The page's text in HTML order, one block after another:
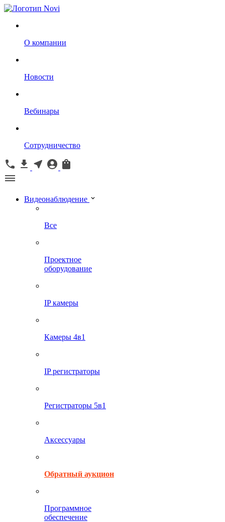
О компании
Новости
Вебинары
Сотрудничество
Видеонаблюдение
Все
Проектное
оборудование
IP камеры
Камеры 4в1
IP регистраторы
Регистраторы 5в1
Аксессуары
Обратный аукцион
Программное
обеспечение